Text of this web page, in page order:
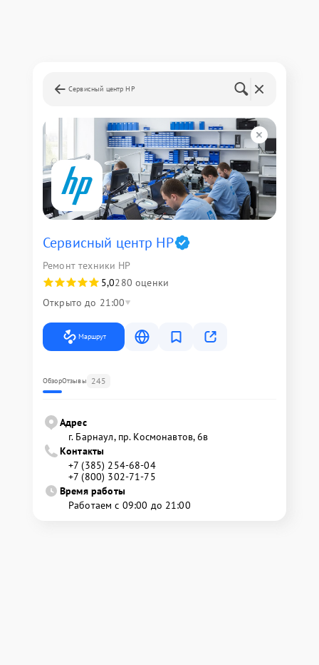
Сервисный центр HP
Сервисный центр HP
Ремонт техники HP
5,0280 оценки
Открыто до 21:00
Маршрут
ОбзорОтзывы 245
Адрес
г. Барнаул, ​пр. Космонавтов, 6в
Контакты
+7 (385) 254-68-04
+7 (800) 302-71-75
Время работы
Работаем с 09:00 до 21:00